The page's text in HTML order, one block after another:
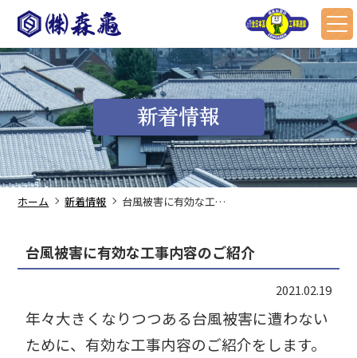
新着情報
ホーム 新着情報 台風被害に有効な工事内容のご紹介
台風被害に有効な工事内容のご紹介
2021.02.19
年々大きくなりつつある台風被害に遭わない
ために、有効な工事内容のご紹介をします。